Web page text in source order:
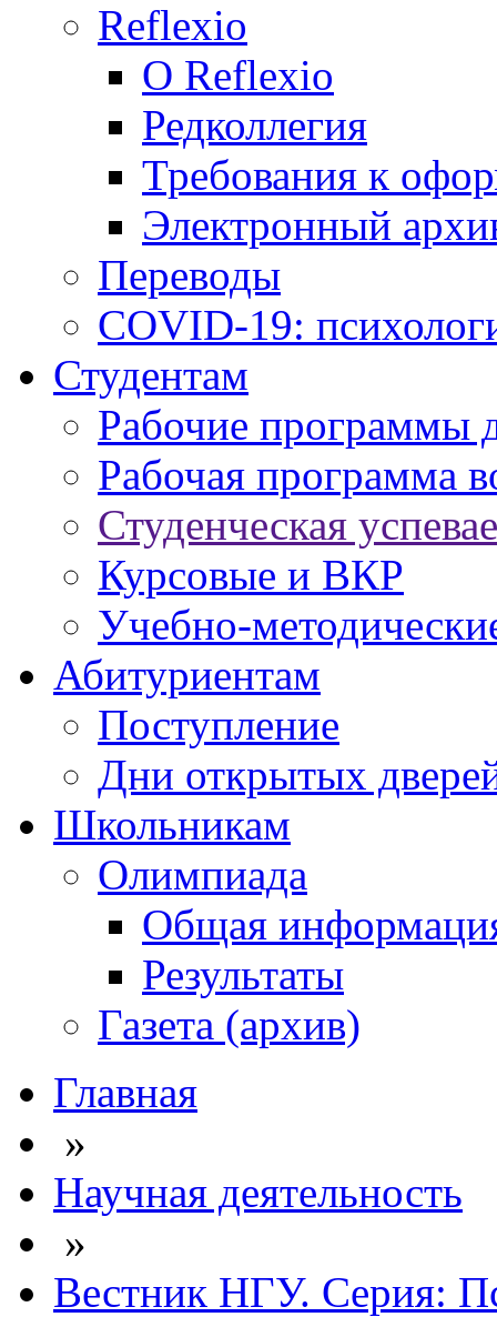
Reflexio
О Reflexio
Редколлегия
Требования к
Электронный
Переводы
COVID-19:
Студентам
Рабочие программы
Рабочая программа
Студенческая
Курсовые и ВКР
Учебно-
Абитуриентам
Поступление
Дни открытых
Школьникам
Олимпиада
Общая
Результаты
Газета (архив)
Главная
»
Научная деятельность
»
Вестник НГУ. Серия: